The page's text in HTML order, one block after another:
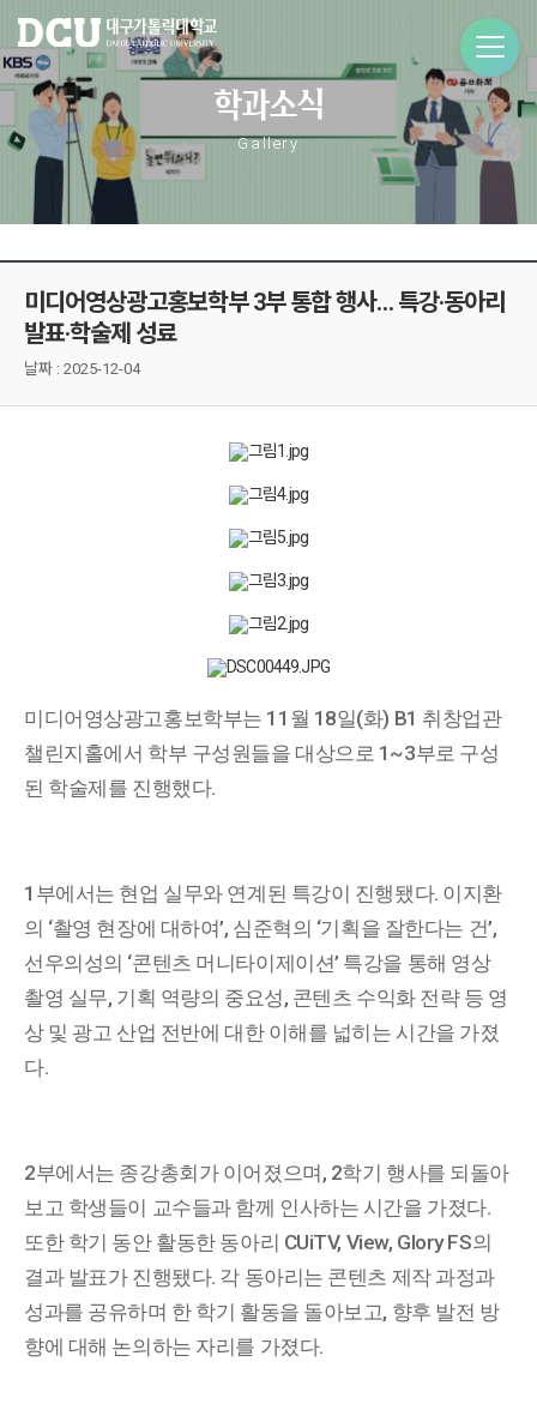
학과소식
Gallery
미디어영상광고홍보학부 3부 통합 행사… 특강·동아리
발표·학술제 성료
날짜 : 2025-12-04
미디어영상광고홍보학부는 11월 18일(화) B1 취창업관
챌린지홀에서 학부 구성원들을 대상으로 1~3부로 구성
된 학술제를 진행했다.
1부에서는 현업 실무와 연계된 특강이 진행됐다. 이지환
의 ‘촬영 현장에 대하여’, 심준혁의 ‘기획을 잘한다는 건’,
선우의성의 ‘콘텐츠 머니타이제이션’ 특강을 통해 영상
촬영 실무, 기획 역량의 중요성, 콘텐츠 수익화 전략 등 영
상 및 광고 산업 전반에 대한 이해를 넓히는 시간을 가졌
다.
2부에서는 종강총회가 이어졌으며, 2학기 행사를 되돌아
보고 학생들이 교수들과 함께 인사하는 시간을 가졌다.
또한 학기 동안 활동한 동아리 CUiTV, View, Glory FS의
결과 발표가 진행됐다. 각 동아리는 콘텐츠 제작 과정과
성과를 공유하며 한 학기 활동을 돌아보고, 향후 발전 방
향에 대해 논의하는 자리를 가졌다.